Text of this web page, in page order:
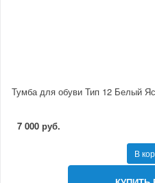
Тумба для обуви Тип 12 Белый
7 000 руб.
В